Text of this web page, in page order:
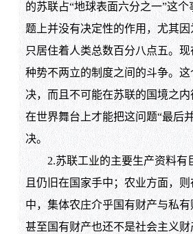
的苏联占“地球表面六分之一”这个
题上并没有决定性的作用，尤其因
只居住着人类总数百分八点五。
种势不两立的制度之间的斗争。
决，而且不可能在苏联的国境之
在世界舞台上才能把这问题“最后
决。
2.苏联工业的主要生产资料有
且仍旧在国家手中；农业方面，
中，集体农庄介乎国有财产与私有
甚至国有财产也还不是社会主义